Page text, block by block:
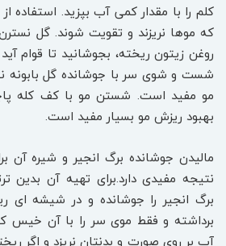
کلم را با مقدار کمی آب بپزید. استفاده
که موها نریزند و تقویت شوند. گل
روغن زیتون ریخته، بجوشانید تا قوام
شست و شوی سر با جوشانده گل بابونه
بهبود ریزش مو بسیار مفید است.
مالیدن جوشانده برگ انجیر و شیره آن
نتیجه مفیدی دارد.برای تهیه آن بدین
برگ انجیر را جوشانده و در شیشه ای
برداشته و فقط موی سر را با آن خیس
آب بر روی صورت و بدنتان نریزد و اگر